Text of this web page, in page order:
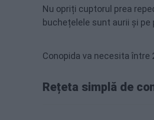
Nu opriți cuptorul prea
buchețelele sunt aurii și
Conopida va necesita între
Rețeta simplă de